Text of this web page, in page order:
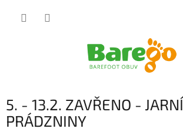
5. - 13.2. ZAVŘENO - JARNÍ
PRÁDZNINY